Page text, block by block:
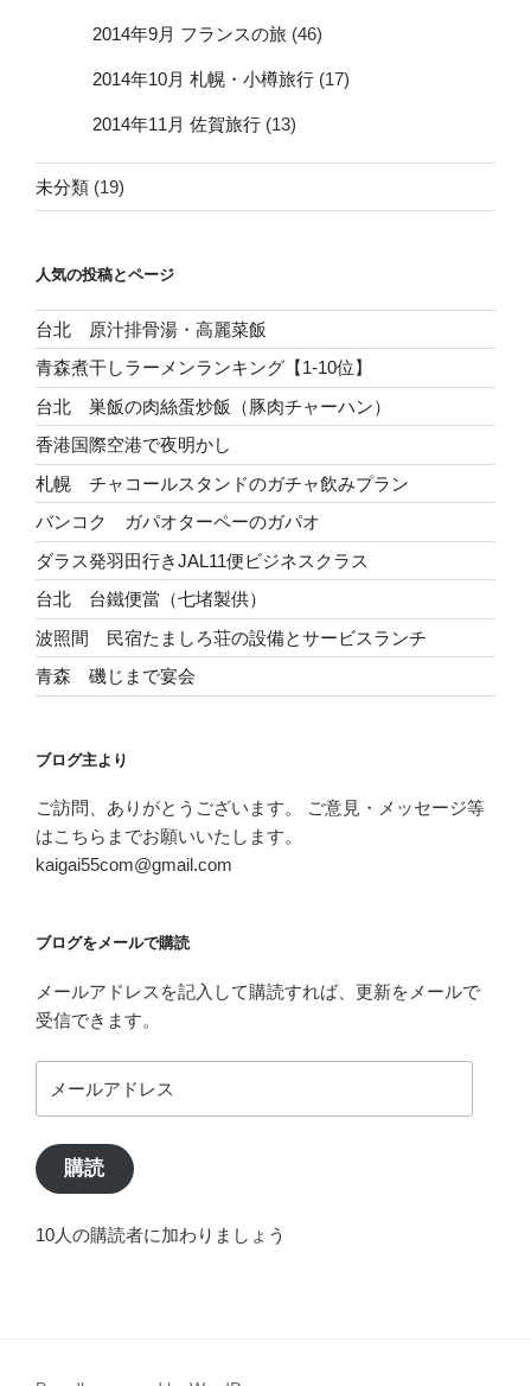
2014年9月 フランスの旅 (46)
2014年10月 札幌・小樽旅行 (17)
2014年11月 佐賀旅行 (13)
未分類 (19)
人気の投稿とページ
台北 原汁排骨湯・高麗菜飯
青森煮干しラーメンランキング【1-10位】
台北 巣飯の肉絲蛋炒飯（豚肉チャーハン）
香港国際空港で夜明かし
札幌 チャコールスタンドのガチャ飲みプラン
バンコク ガパオターペーのガパオ
ダラス発羽田行きJAL11便ビジネスクラス
台北 台鐵便當（七堵製供）
波照間 民宿たましろ荘の設備とサービスランチ
青森 磯じまで宴会
ブログ主より
ご訪問、ありがとうございます。 ご意見・メッセージ等
はこちらまでお願いいたします。
kaigai55com@gmail.com
ブログをメールで購読
メールアドレスを記入して購読すれば、更新をメールで
受信できます。
ー
ア
ド
ス
購読
10人の購読者に加わりましょう